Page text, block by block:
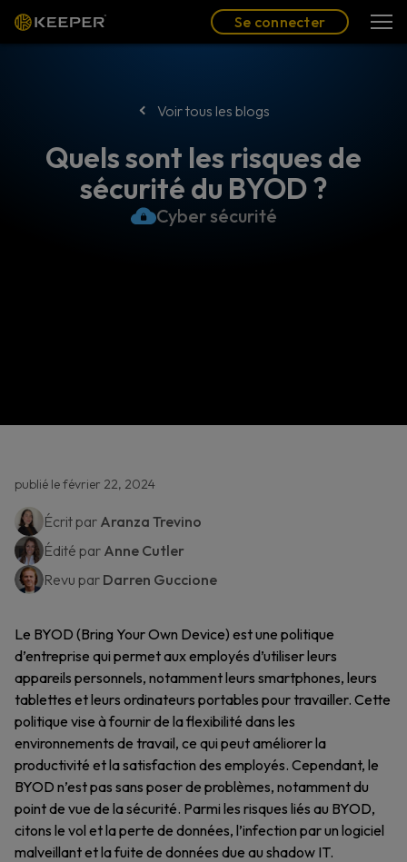
(FR)
Se connecter
Voir tous les blogs
Quels sont les risques de
sécurité du BYOD ?
Cyber sécurité
publié le février 22, 2024
Écrit par Aranza Trevino
Édité par Anne Cutler
Revu par Darren Guccione
Le BYOD (Bring Your Own Device) est une politique
d’entreprise qui permet aux employés d’utiliser leurs
appareils personnels, notamment leurs smartphones, leurs
tablettes et leurs ordinateurs portables pour travailler. Cette
politique vise à fournir de la flexibilité dans les
environnements de travail, ce qui peut améliorer la
productivité et la satisfaction des employés. Cependant, le
BYOD n’est pas sans poser de problèmes, notamment du
point de vue de la sécurité. Parmi les risques liés au BYOD,
citons le vol et la perte de données, l’infection par un logiciel
malveillant et la fuite de données due au shadow IT.